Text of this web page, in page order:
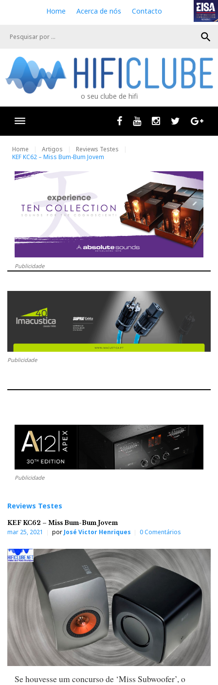
e
Home Acerca de nós Contacto
search
o seu clube de hifi
Facebook
Youtube InstagramTwitter
Home Artigos
Reviews Testes
KEF KC62 – Miss Bum-Bum Jovem
Publicidade
Publicidade
Publicidade
Reviews Testes
KEF KC62 – Miss Bum-Bum Jovem
mar 25, 2021 por José Victor Henriques 0 Comentários
Se houvesse um concurso de ‘Miss Subwoofer’, o